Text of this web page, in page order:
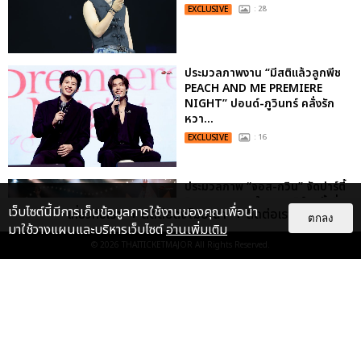
EXCLUSIVE : 28
ประมวลภาพงาน “มีสติแล้วลูกพีช
PEACH AND ME PREMIERE
NIGHT” ปอนด์-ภูวินทร์ คลั่งรัก
หวา...
EXCLUSIVE : 16
ประมวลภาพ “จอส-กวิน” จัดปาร์ตี้
ริมหาดสุดฮอต ในคอนเสิร์ตครั้งยิ่ง
ใหญ่ “JOSS GAWIN HEAT ...
EXCLUSIVE
เกี่ยวกับเรา ติดต่อลงโฆษณา ติดต่อเรา
© 2026 THAITICKETMAJOR All Rights Reserved.
เว็บไซต์นี้มีการเก็บข้อมูลการใช้งานของคุณเพื่อนำ
มาใช้วางแผนและบริหารเว็บไซต์อ่านเพิ่มเติม
ตกลง